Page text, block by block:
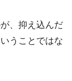
、抑え込んだ
うことではな